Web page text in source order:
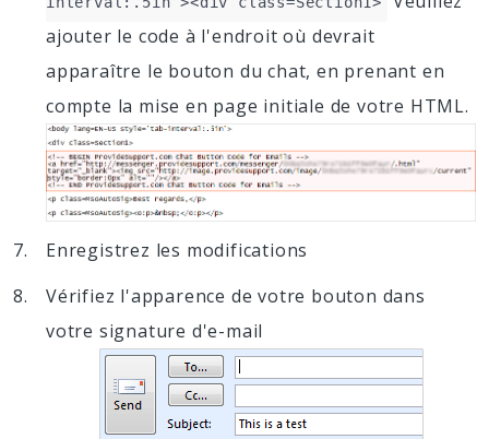
ajouter le code à l'endroit où devrait
apparaître le bouton du chat, en prenant en
compte la mise en page initiale de votre HTML.
Enregistrez les modifications
Vérifiez l'apparence de votre bouton dans
votre signature d'e-mail